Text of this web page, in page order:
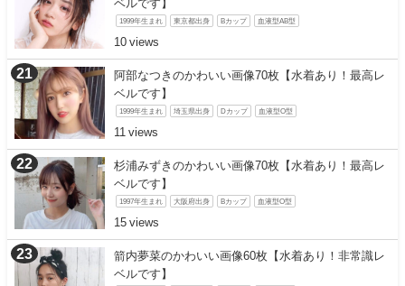
ベルです】
1999年生まれ 東京都出身 Bカップ 血液型AB型
10
阿部なつきのかわいい画像70枚【水着あり！最高レ
ベルです】
1999年生まれ 埼玉県出身 Dカップ 血液型O型
11
杉浦みずきのかわいい画像70枚【水着あり！最高レ
ベルです】
1997年生まれ 大阪府出身 Bカップ 血液型O型
15
箭内夢菜のかわいい画像60枚【水着あり！非常識レ
ベルです】